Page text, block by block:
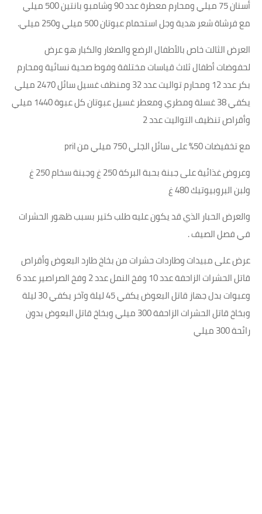
أسنان 75 ميلي ومحارم معطرة عدد 90 وشامبو بانتين 500 ميلي
مع فرشاة شعر هدية وجل استحمام عبوتان 500 ميلي و250 ميلي.
العرض الثالت خاص بالأطفال الرضع والصغار والكبار هو عرض
لحفوضات أطفال ثلاث قياسات مختلفة وفوط صحية نسائية ومحارم
بكر عدد 12 ومحارم تواليت عدد 32 ومنظف غسيل سائل 2470 ميلي
يكفي 38 غسلة ومطري ومعطر غسيل عبوتان كل عبوة 1440 ميلي
وأقراص تنظيف التواليت عدد 2
مع تخفيضات 50% على سائل الجلي 750 ميلي من pril
وعروض غذائية على جبنة بحبة البركة 250 غ وجبنة سخام 250 غ
ولبن البروبيوتيك 480 غ
والعرض الحبار الذي قد يكون عليه طلب كتير بسبب ظهور الحشرات
في فصل الصيف .
عرض على مبيدات وطاردات حشرات من بخاخ طارد البعوض وأقراص
قاتل الحشرات الزاحفة عدد 10 وفخ النمل عدد 2 وفخ الصراصير عدد 6
وعبوات بدل جهاز قاتل البعوض يكفي 45 ليلة وآخر يكفي 30 ليلة
وبخاخ قاتل الحشرات الزاحفة 300 ميلي وبخاخ قاتل البعوض بدون
رائحة 300 ميلي